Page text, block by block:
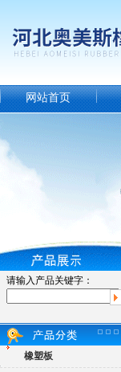
网站首页
请输入产品关键字：
橡塑板